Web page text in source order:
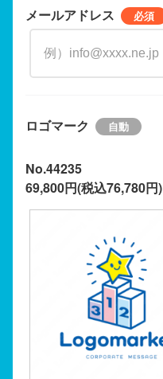
メールアドレス
ロゴマーク
No.44235
69,800円(税込76,780円)